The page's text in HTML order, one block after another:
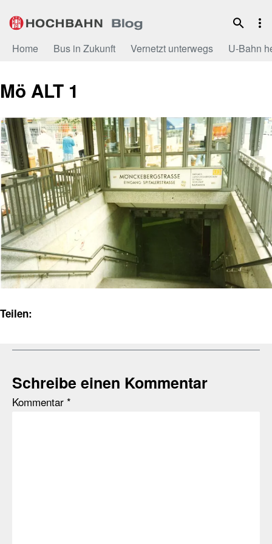
Inhalt
Home Bus in Zukunft Vernetzt unterwegs U-Bahn
Mö ALT 1
Teilen:
Schreibe einen Kommentar
Kommentar *